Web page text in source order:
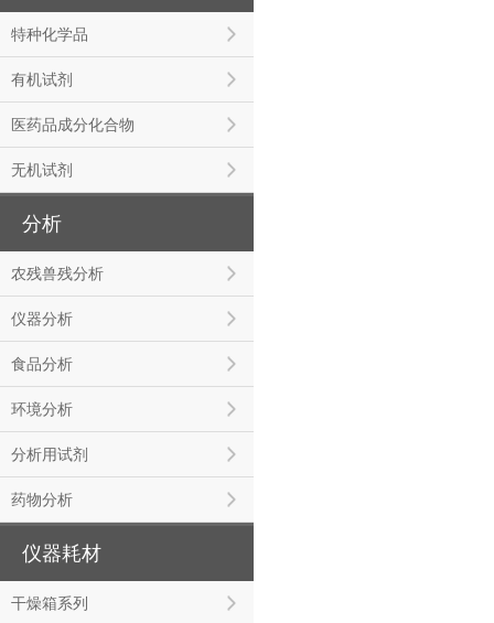
特种化学品
有机试剂
医药品成分化合物
无机试剂
分析
农残兽残分析
仪器分析
食品分析
环境分析
分析用试剂
药物分析
仪器耗材
干燥箱系列